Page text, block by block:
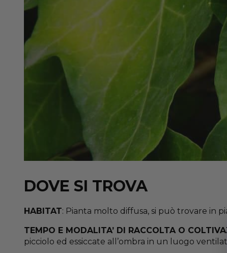
DOVE SI TROVA
HABITAT: Pianta molto diffusa, si può trovare in
TEMPO E MODALITA’ DI RACCOLTA O
picciolo ed essiccate all’ombra in un luogo